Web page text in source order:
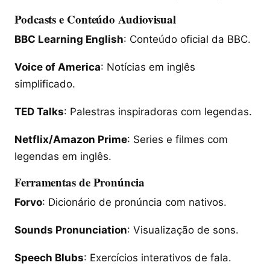
Podcasts e Conteúdo Audiovisual
BBC Learning English: Conteúdo oficial da BBC.
Voice of America: Notícias em inglês
simplificado.
TED Talks: Palestras inspiradoras com legendas.
Netflix/Amazon Prime: Series e filmes com
legendas em inglês.
Ferramentas de Pronúncia
Forvo: Dicionário de pronúncia com nativos.
Sounds Pronunciation: Visualização de sons.
Speech Blubs: Exercícios interativos de fala.